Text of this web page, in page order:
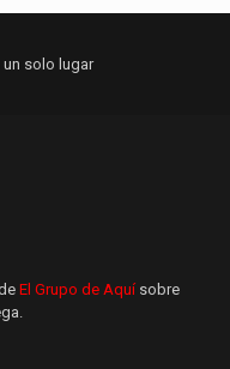
un solo lugar
El Grupo de Aquí sobre